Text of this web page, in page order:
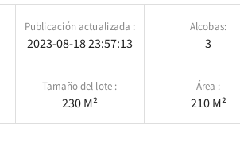
Publicación actualizada :
2023-08-18 23:57:13
Alcobas:
3
Tamaño del lote :
230 M²
Área :
210 M²